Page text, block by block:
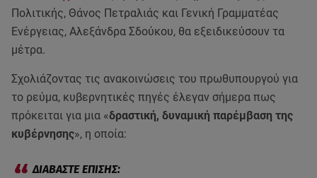
Πολιτικής, Θάνος Πετραλιάς και Γενική Γραμματέας
Ενέργειας, Αλεξάνδρα Σδούκου, θα εξειδικεύσουν τα
μέτρα.
Σχολιάζοντας τις ανακοινώσεις του πρωθυπουργού για
το ρεύμα, κυβερνητικές πηγές έλεγαν σήμερα πως
πρόκειται για μια «δραστική, δυναμική παρέμβαση της
κυβέρνησης», η οποία: